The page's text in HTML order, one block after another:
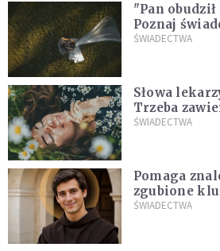
"Pan obudził
Poznaj
Marcina,
ŚWIADECTWA
Słowa
Trzeba
On
ŚWIADECTWA
Pomaga
zgubione
niezwykłe
ŚWIADECTWA